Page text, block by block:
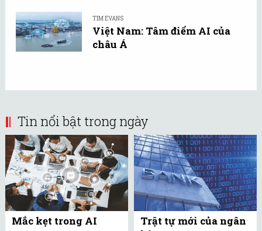
TIM EVANS
Việt Nam: Tâm điểm AI của
châu Á
Tin nổi bật trong ngày
Mắc kẹt trong AI
Trật tự mới của ngân